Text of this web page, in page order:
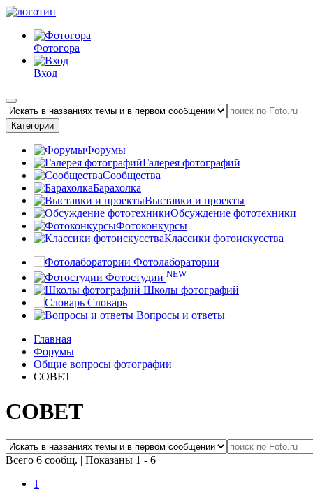
Фотогора
Вход
Категории
Форумы
Галерея фотографий
Сообщества
Барахолка
Выставки и проекты
Обсуждение фототехники
Фотоконкурсы
Классики фотоискусства
Фотолаборатории
Фотостудии NEW
Школы фотографий
Словарь
Вопросы и ответы
Главная
Форумы
Общие вопросы фотографии
СОВЕТ
СОВЕТ
Всего 6 сообщ. | Показаны 1 - 6
1